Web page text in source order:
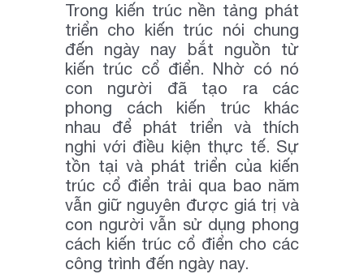
Trong kiến trúc nền tảng phát
triển cho kiến trúc nói chung
đến ngày nay bắt nguồn từ
kiến trúc cổ điển. Nhờ có nó
con người đã tạo ra các
phong cách kiến trúc khác
nhau để phát triển và thích
nghi với điều kiện thực tế. Sự
tồn tại và phát triển của kiến
trúc cổ điển trải qua bao năm
vẫn giữ nguyên được giá trị và
con người vẫn sử dụng phong
cách kiến trúc cổ điển cho các
công trình đến ngày nay.